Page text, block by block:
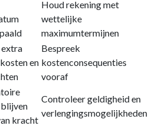
Houd rekening met
wettelijke
maximumtermijnen
en
Bespreek
kostenconsequenties
vooraf
kracht
Controleer geldigheid en
verlengingsmogelijkheden